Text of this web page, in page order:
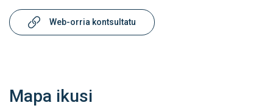
Web-orria kontsultatu
Mapa ikusi